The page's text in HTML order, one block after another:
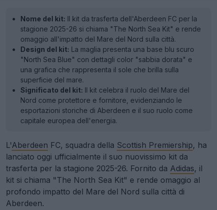
Nome del kit: Il kit da trasferta dell'Aberdeen FC per la
stagione 2025-26 si chiama "The North Sea Kit" e rende
omaggio all'impatto del Mare del Nord sulla città.
Design del kit: La maglia presenta una base blu scuro
"North Sea Blue" con dettagli color "sabbia dorata" e
una grafica che rappresenta il sole che brilla sulla
superficie del mare.
Significato del kit: Il kit celebra il ruolo del Mare del
Nord come protettore e fornitore, evidenziando le
esportazioni storiche di Aberdeen e il suo ruolo come
capitale europea dell'energia.
L'Aberdeen FC, squadra della Scottish Premiership, ha
lanciato oggi ufficialmente il suo nuovissimo kit da
trasferta per la stagione 2025-26. Fornito da Adidas, il
kit si chiama "The North Sea Kit" e rende omaggio al
profondo impatto del Mare del Nord sulla città di
Aberdeen.